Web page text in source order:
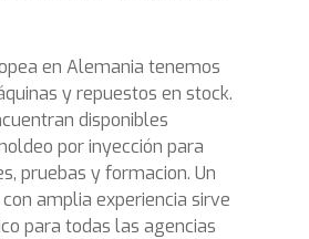
en Alemania tenemos
y repuestos en stock.
disponibles
por inyección para
pruebas y formacion. Un
amplia experiencia sirve
para todas las agencias